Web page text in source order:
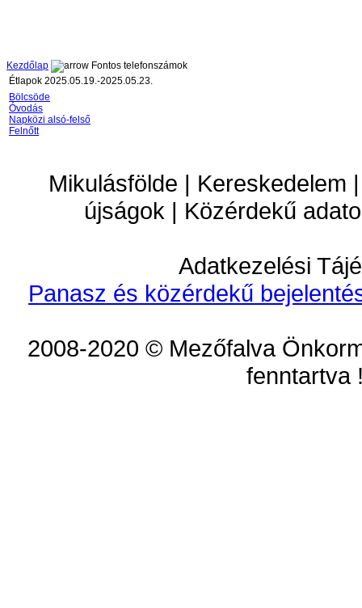
Kezdőlap
Fontos telefonszámok
Étlapok 2025.05.19.-2025.05.23.
Bölcsöde
Óvodás
Napközi alsó-felső
Felnőtt
Mikulásfölde | Kereskedelem
újságok | Közérdekű
Adatkezelési
Panasz és közérdekű
2008-2020 © Mezőfalva
fenntartva